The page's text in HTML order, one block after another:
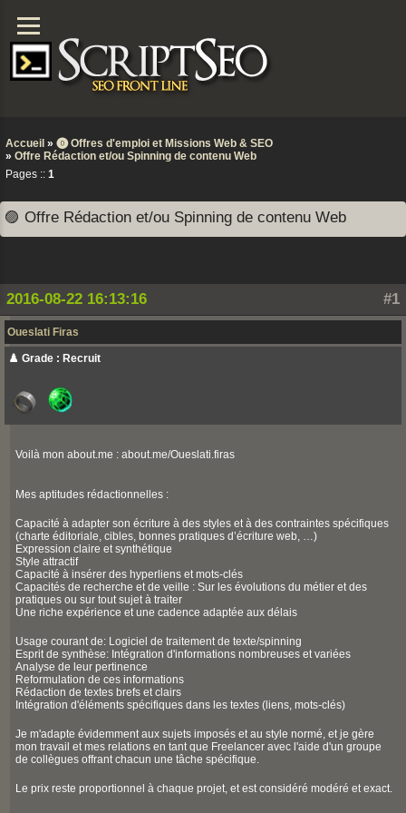
Accueil » ⓿ Offres d'emploi et Missions Web & SEO
» Offre Rédaction et/ou Spinning de contenu Web
Pages :: 1
🟣 Offre Rédaction et/ou Spinning de contenu Web
#1
2016-08-22 16:13:16
Oueslati Firas
♟️ Grade : Recruit
Voilà mon about.me : about.me/Oueslati.firas
Mes aptitudes rédactionnelles :
Capacité à adapter son écriture à des styles et à des contraintes spécifiques
(charte éditoriale, cibles, bonnes pratiques d’écriture web, …)
Expression claire et synthétique
Style attractif
Capacité à insérer des hyperliens et mots-clés
Capacités de recherche et de veille : Sur les évolutions du métier et des
pratiques ou sur tout sujet à traiter
Une riche expérience et une cadence adaptée aux délais
Usage courant de: Logiciel de traitement de texte/spinning
Esprit de synthèse: Intégration d'informations nombreuses et variées
Analyse de leur pertinence
Reformulation de ces informations
Rédaction de textes brefs et clairs
Intégration d'éléments spécifiques dans les textes (liens, mots-clés)
Je m'adapte évidemment aux sujets imposés et au style normé, et je gère
mon travail et mes relations en tant que Freelancer avec l'aide d'un groupe
de collègues offrant chacun une tâche spécifique.
Le prix reste proportionnel à chaque projet, et est considéré modéré et exact.